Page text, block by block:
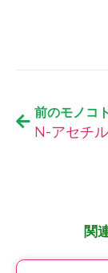
前のモノコト
関